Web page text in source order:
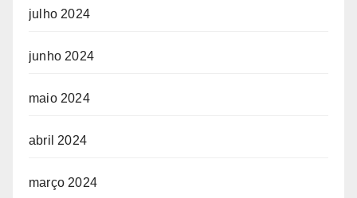
julho 2024
junho 2024
maio 2024
abril 2024
março 2024